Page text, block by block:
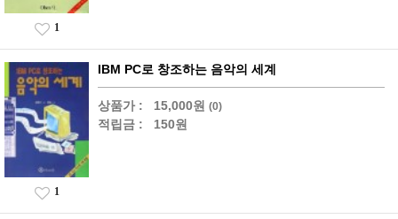
1
IBM PC로 창조하는 음악의 세계
상품가 : 15,000원 (0)
적립금 : 150원
1